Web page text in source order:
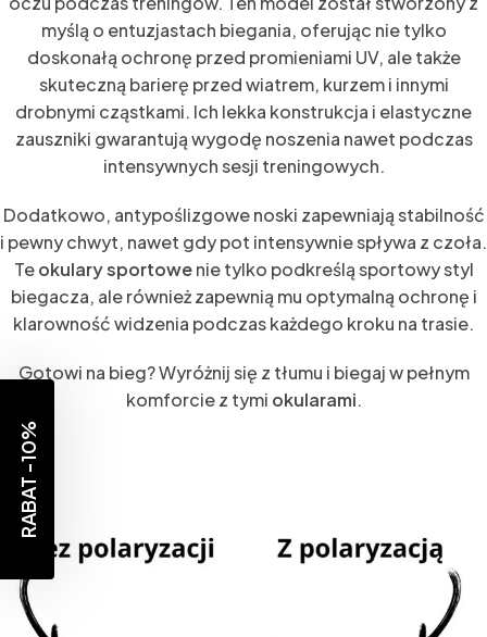
myślą o entuzjastach biegania, oferując nie tylko
doskonałą ochronę przed promieniami UV, ale także
skuteczną barierę przed wiatrem, kurzem i innymi
drobnymi cząstkami. Ich lekka konstrukcja i elastyczne
zauszniki gwarantują wygodę noszenia nawet podczas
intensywnych sesji treningowych.
Dodatkowo, antypoślizgowe noski zapewniają stabilność
i pewny chwyt, nawet gdy pot intensywnie spływa z czoła.
Teokulary sportowenie tylko podkreślą sportowy styl
biegacza, ale również zapewnią mu optymalną ochronę i
klarowność widzenia podczas każdego kroku na trasie.
Gotowi na bieg? Wyróżnij się z tłumu i biegaj w pełnym
komforcie z tymi okularami.
RABAT -10%